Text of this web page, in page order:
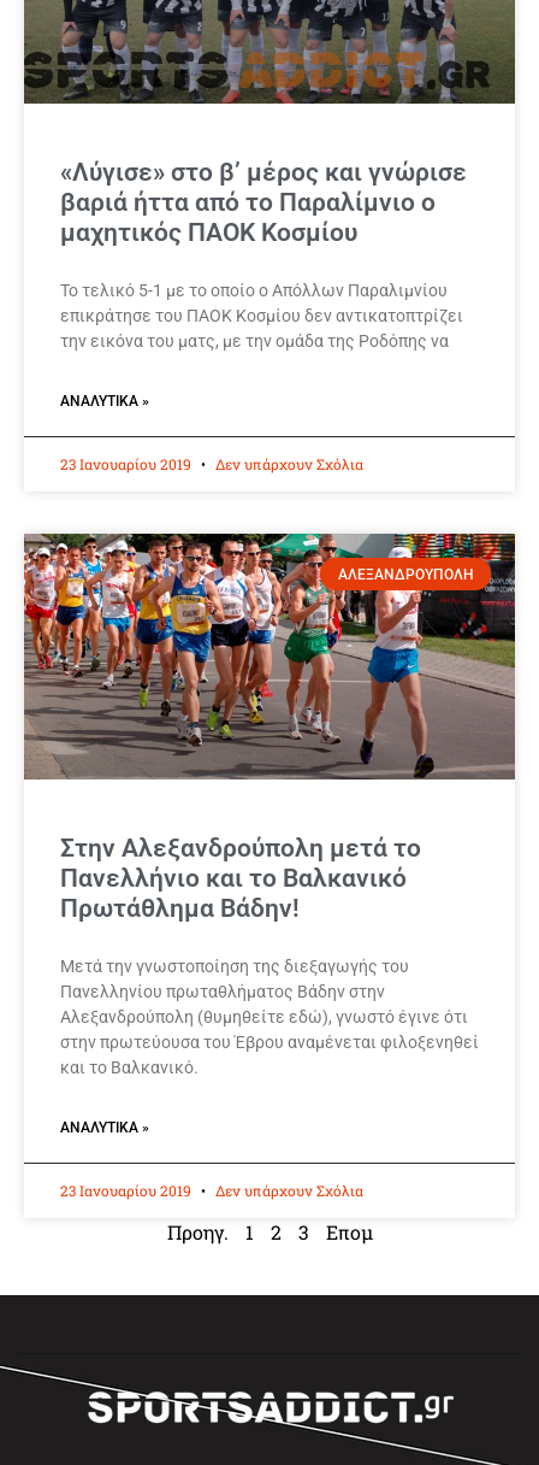
«Λύγισε» στο β’ μέρος και γνώρισε
βαριά ήττα από το Παραλίμνιο ο
μαχητικός ΠΑΟΚ Κοσμίου
Το τελικό 5-1 με το οποίο ο Απόλλων Παραλιμνίου
επικράτησε του ΠΑΟΚ Κοσμίου δεν αντικατοπτρίζει
την εικόνα του ματς, με την ομάδα της Ροδόπης να
ΑΝΑΛΥΤΙΚΆ »
23 Ιανουαρίου 2019 Δεν υπάρχουν Σχόλια
ΑΛΕΞΑΝΔΡΟΥΠΟΛΗ
Στην Αλεξανδρούπολη μετά το
Πανελλήνιο και το Βαλκανικό
Πρωτάθλημα Βάδην!
Μετά την γνωστοποίηση της διεξαγωγής του
Πανελληνίου πρωταθλήματος Βάδην στην
Αλεξανδρούπολη (θυμηθείτε εδώ), γνωστό έγινε ότι
στην πρωτεύουσα του Έβρου αναμένεται φιλοξενηθεί
και το Βαλκανικό.
ΑΝΑΛΥΤΙΚΆ »
23 Ιανουαρίου 2019 Δεν υπάρχουν Σχόλια
Προηγ. 1 2 3 Επομ